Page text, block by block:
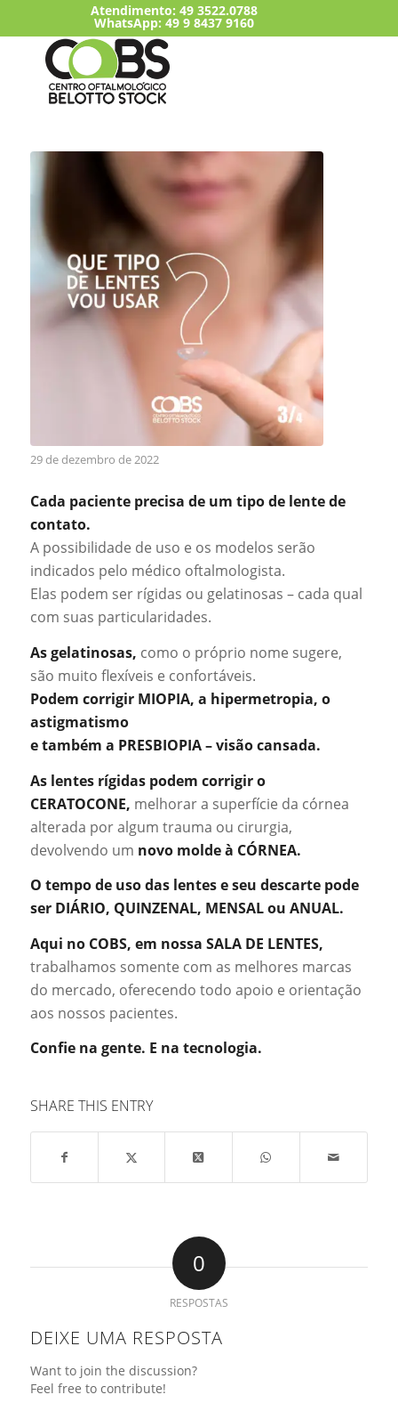
Atendimento:49 3522.0788
WhatsApp: 49 9 8437 9160
29 de dezembro de 2022
Cada paciente precisa de um tipo de lente de
contato.
A possibilidade de uso e os modelos serão
indicados pelo médico oftalmologista.
Elas podem ser rígidas ou gelatinosas – cada qual
com suas particularidades.
As gelatinosas, como o próprio nome sugere,
são muito flexíveis e confortáveis.
Podem corrigir MIOPIA, a hipermetropia, o
astigmatismo
e também a PRESBIOPIA – visão cansada.
As lentes rígidas podem corrigir o
CERATOCONE, melhorar a superfície da córnea
alterada por algum trauma ou cirurgia,
devolvendo um novo molde à CÓRNEA.
O tempo de uso das lentes e seu descarte pode
ser DIÁRIO, QUINZENAL, MENSAL ou ANUAL.
Aqui no COBS, em nossa SALA DE LENTES,
trabalhamos somente com as melhores marcas
do mercado, oferecendo todo apoio e orientação
aos nossos pacientes.
Confie na gente. E na tecnologia.
SHARE THIS ENTRY
0
RESPOSTAS
DEIXE UMA RESPOSTA
Want to join the discussion?
Feel free to contribute!